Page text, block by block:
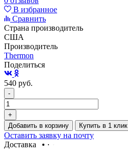
В избранное
Сравнить
Страна производитель
США
Производитель
Thermon
Поделиться
540 руб.
-
+
Добавить в корзину
Купить в 1 клик
Оставить заявку на почту
Доставка